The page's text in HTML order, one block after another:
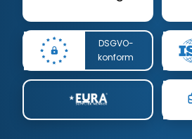
DSGVO-
konform